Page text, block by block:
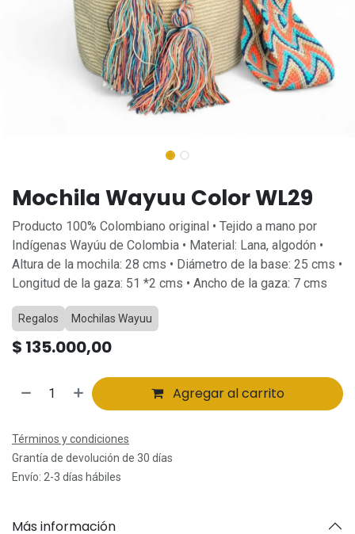
Mochila Wayuu Color WL29
Producto 100% Colombiano original • Tejido a mano por
Indígenas Wayúu de Colombia • Material: Lana, algodón •
Altura de la mochila: 28 cms • Diámetro de la base: 25 cms •
Longitud de la gaza: 51 *2 cms • Ancho de la gaza: 7 cms
Regalos Mochilas Wayuu
$ 135.000,00
Agregar al carrito
Términos y condiciones
Grantía de devolución de 30 días
Envío: 2-3 días hábiles
Más información